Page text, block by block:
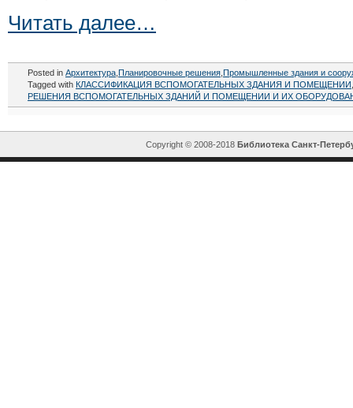
Читать далее…
Posted in Архитектура Планировочные решения Промышленные здания и
Tagged with КЛАССИФИКАЦИЯ ВСПОМОГАТЕЛЬНЫХ ЗДАНИЯ И ПОМЕЩЕНИИ
РЕШЕНИЯ ВСПОМОГАТЕЛЬНЫХ ЗДАНИЙ И ПОМЕЩЕНИИ И ИХ
Copyright © 2008-2018 Библиотека Санкт-